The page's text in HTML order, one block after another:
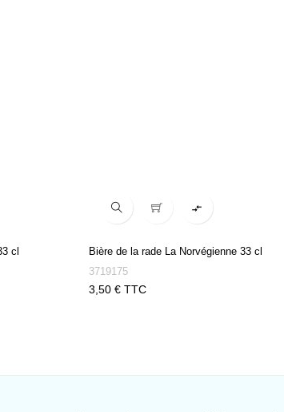
cl

Bière de la rade La Norvégienne 33 cl
3719175
Prix
3,50 € TTC